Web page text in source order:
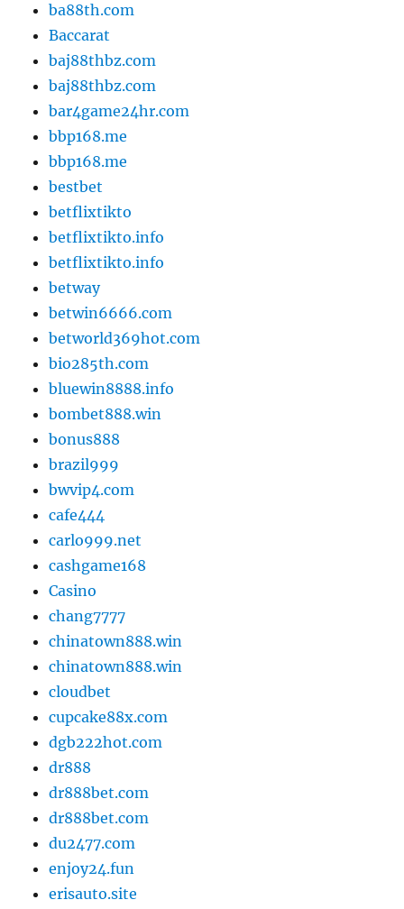
ba88th.com
Baccarat
baj88thbz.com
baj88thbz.com
bar4game24hr.com
bbp168.me
bbp168.me
bestbet
betflixtikto
betflixtikto.info
betflixtikto.info
betway
betwin6666.com
betworld369hot.com
bio285th.com
bluewin8888.info
bombet888.win
bonus888
brazil999
bwvip4.com
cafe444
carlo999.net
cashgame168
Casino
chang7777
chinatown888.win
chinatown888.win
cloudbet
cupcake88x.com
dgb222hot.com
dr888
dr888bet.com
dr888bet.com
du2477.com
enjoy24.fun
erisauto.site